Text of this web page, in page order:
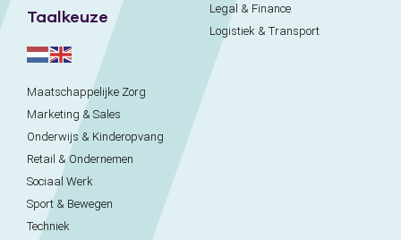
Taalkeuze
Legal & Finance
Logistiek & Transport
Maatschappelijke Zorg
Marketing & Sales
Onderwijs & Kinderopvang
Retail & Ondernemen
Sociaal Werk
Sport & Bewegen
Techniek